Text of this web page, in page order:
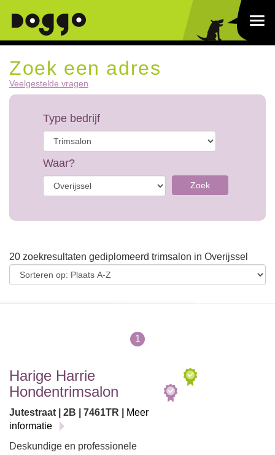
Zoek een adres
Veelgestelde vragen
Type bedrijf
Waar?
Zoek
20 zoekresultaten gediplomeerd trimsalon in Overijssel
1
Harige Harrie
Hondentrimsalon
Jutestraat | 2B | 7461TR |
Meer
informatie
Deskundige en professionele